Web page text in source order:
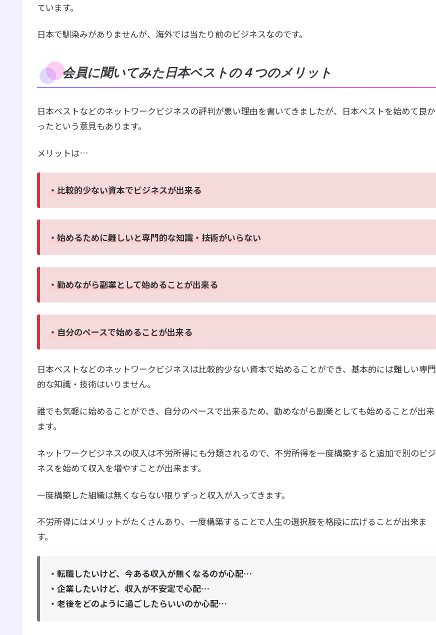
ています。
日本で馴染みがありませんが、海外では当たり前のビジネスなのです。
会員に聞いてみた日本ベストの４つのメリット
日本ベストなどのネットワークビジネスの評判が悪い理由を書いてきましたが、日本ベストを始めて良か
ったという意見もあります。
メリットは…
・比較的少ない資本でビジネスが出来る
・始めるために難しいと専門的な知識・技術がいらない
・勤めながら副業として始めることが出来る
・自分のペースで始めることが出来る
日本ベストなどのネットワークビジネスは比較的少ない資本で始めることができ、基本的には難しい専門
的な知識・技術はいりません。
誰でも気軽に始めることができ、自分のペースで出来るため、勤めながら副業としても始めることが出来
ます。
ネットワークビジネスの収入は不労所得にも分類されるので、不労所得を一度構築すると追加で別のビジ
ネスを始めて収入を増やすことが出来ます。
一度構築した組織は無くならない限りずっと収入が入ってきます。
不労所得にはメリットがたくさんあり、一度構築することで人生の選択肢を格段に広げることが出来ま
す。
・転職したいけど、今ある収入が無くなるのが心配…
・企業したいけど、収入が不安定で心配…
・老後をどのように過ごしたらいいのか心配…